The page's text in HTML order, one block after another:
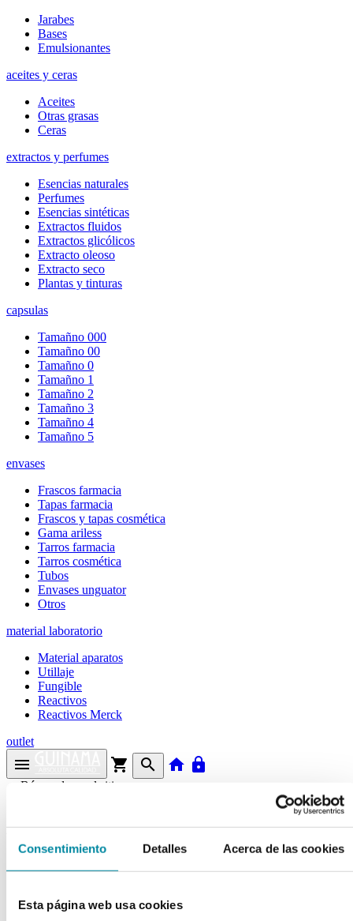
Consentimiento Detalles Acerca de las cookies
Esta página web usa cookies
Jarabes
Bases
Emulsionantes
aceites y ceras
Aceites
Otras grasas
Ceras
extractos y perfumes
Esencias naturales
Perfumes
Esencias sintéticas
Extractos fluidos
Extractos glicólicos
Extracto oleoso
Extracto seco
Plantas y tinturas
capsulas
Tamañno 000
Tamañno 00
Tamañno 0
Tamañno 1
Tamañno 2
Tamañno 3
Tamañno 4
Tamañno 5
envases
Frascos farmacia
Tapas farmacia
Frascos y tapas cosmética
Gama ariless
Tarros farmacia
Tarros cosmética
Tubos
Envases unguator
Otros
material laboratorio
Material aparatos
Utillaje
Fungible
Reactivos
Reactivos Merck
outlet
menu shopping_cart search home lock
Búsqueda en el sitio
Actualmente se encuentra en:
Inicio >>
TADALAFILO
arrow_backFicha de producto